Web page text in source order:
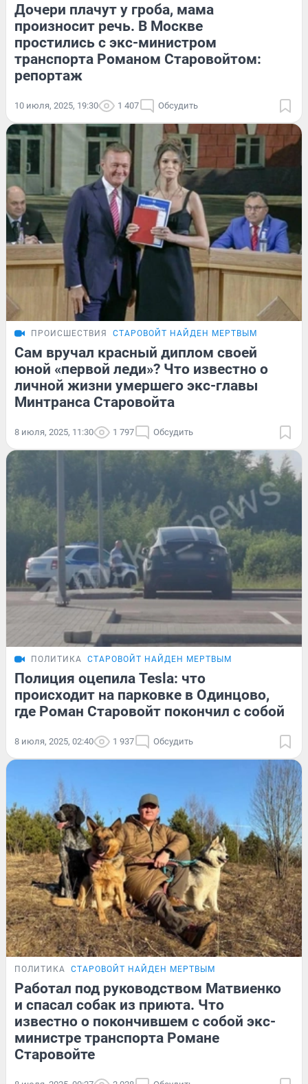
Дочери плачут у гроба, мама
произносит речь. В Москве
простились с экс-министром
транспорта Романом Старовойтом:
репортаж
10 июля, 2025, 19:30 1 407 Обсудить
ПРОИСШЕСТВИЯ СТАРОВОЙТ НАЙДЕН МЕРТВЫМ
Сам вручал красный диплом своей
юной «первой леди»? Что известно о
личной жизни умершего экс-главы
Минтранса Старовойта
8 июля, 2025, 11:30 1 797 Обсудить
ПОЛИТИКА СТАРОВОЙТ НАЙДЕН МЕРТВЫМ
Полиция оцепила Tesla: что
происходит на парковке в Одинцово,
где Роман Старовойт покончил с собой
8 июля, 2025, 02:40 1 937 Обсудить
ПОЛИТИКА СТАРОВОЙТ НАЙДЕН МЕРТВЫМ
Работал под руководством Матвиенко
и спасал собак из приюта. Что
известно о покончившем с собой экс-
министре транспорта Романе
Старовойте